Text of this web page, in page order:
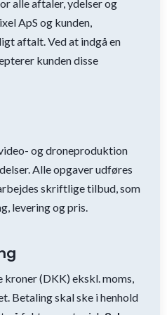
alle aftaler, ydelser og
ApS og kunden,
aftalt. Ved at indgå en
kunden disse
og droneproduktion
Alle opgaver udføres
skriftlige tilbud, som
levering og pris.
kroner (DKK) ekskl. moms,
Betaling skal ske i henhold